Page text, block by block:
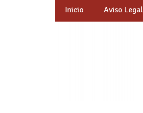
Inicio Aviso Legal